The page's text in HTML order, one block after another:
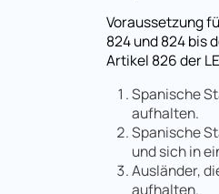
Voraussetzung
824 und 824 bis
Artikel 826 der
Spanische
aufhalten.
Spanische
und sich in
Ausländer,
aufhalten.